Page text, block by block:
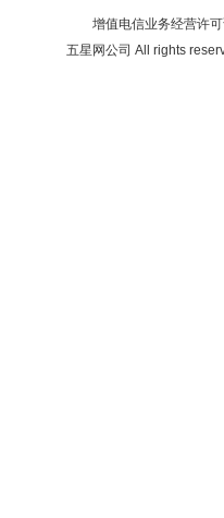
增值电信业务经营许
五星网公司 All rights